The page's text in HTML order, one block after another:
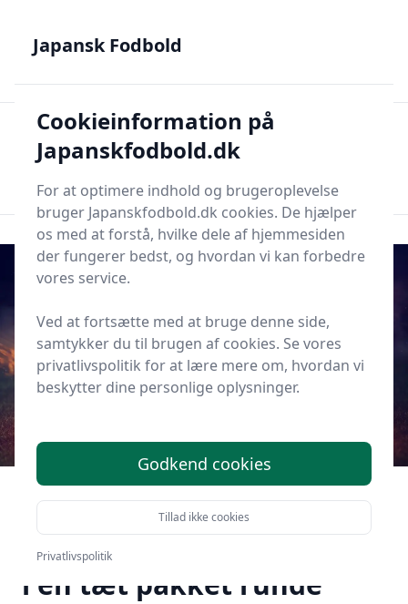
japanske talenter
Japansk Fodbold
Søg nu
J2 League runde 33: To
klare 4-0-sejre, sene
afgørelser og et rødt kort
i en tæt pakket runde
Japansk Fodbold
Cookieinformation på
Japanskfodbold.dk
For at optimere indhold og brugeroplevelse
bruger Japanskfodbold.dk cookies. De hjælper
os med at forstå, hvilke dele af hjemmesiden
der fungerer bedst, og hvordan vi kan forbedre
vores service.
Ved at fortsætte med at bruge denne side,
samtykker du til brugen af cookies. Se vores
privatlivspolitik for at lære mere om, hvordan vi
beskytter dine personlige oplysninger.
Godkend cookies
Tillad ikke cookies
Privatlivspolitik